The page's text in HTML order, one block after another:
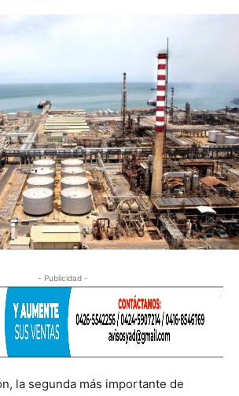
- Publicidad -
la segunda más importante de